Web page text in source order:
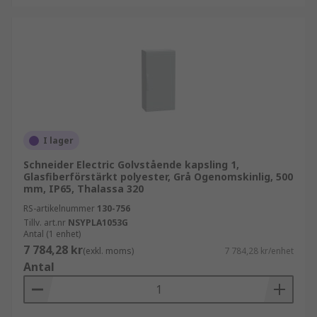
I lager
Schneider Electric Golvstående kapsling 1,
Glasfiberförstärkt polyester, Grå Ogenomskinlig, 500
mm, IP65, Thalassa 320
RS-artikelnummer 130-756
Tillv. art.nr NSYPLA1053G
Antal (1 enhet)
7 784,28 kr(exkl. moms) 7 784,28 kr/enhet
Antal